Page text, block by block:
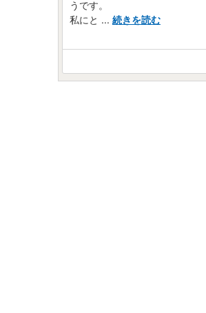
うです。
私にと ... 続きを読む